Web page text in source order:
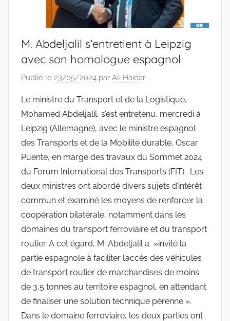
M. Abdeljalil s’entretient à Leipzig
avec son homologue espagnol
Publié le 23/05/2024 par Ali Haidar
Le ministre du Transport et de la Logistique,
Mohamed Abdeljalil, s’est entretenu, mercredi à
Leipzig (Allemagne), avec le ministre espagnol
des Transports et de la Mobilité durable, Oscar
Puente, en marge des travaux du Sommet 2024
du Forum International des Transports (FIT). Les
deux ministres ont abordé divers sujets d’intérêt
commun et examiné les moyens de renforcer la
coopération bilatérale, notamment dans les
domaines du transport ferroviaire et du transport
routier. A cet égard, M. Abdeljalil a »invité la
partie espagnole à faciliter l’accès des véhicules
de transport routier de marchandises de moins
de 3,5 tonnes au territoire espagnol, en attendant
de finaliser une solution technique pérenne ».
Dans le domaine ferroviaire, les deux parties ont